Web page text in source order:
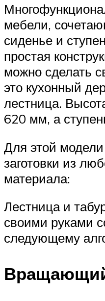
мебели,
сиденье и
простая
можно сделать
это кухонный
лестница.
620 мм, а
Для этой
заготовки из
материала:
Лестница и
своими руками
следующему